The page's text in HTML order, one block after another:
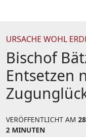
URSACHE WOHL
Bischof
Entsetzen
VERÖFFENTLICHT AM
2 MINUTEN